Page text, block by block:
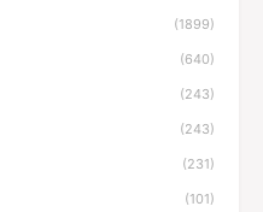
(1899)
(640)
(243)
(243)
(231)
(101)